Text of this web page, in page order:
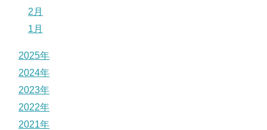
2月
1月
2025年
2024年
2023年
2022年
2021年